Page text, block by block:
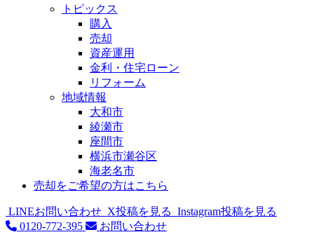
トピックス
購入
売却
資産運用
金利・住宅ローン
リフォーム
地域情報
大和市
綾瀬市
座間市
横浜市瀬谷区
海老名市
売却をご希望の方はこちら
LINEお問い合わせ X投稿を見る Instagram投稿を見る
0120-772-395
お問い合わせ